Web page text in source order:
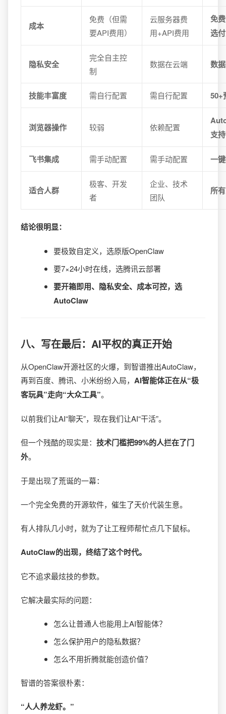
成本
免费（但需
要API费用）
云服务器费
用+API费用
免
选
隐私安全
完全自主控
制
数据在云端 数
技能丰富度 需自行配置 需自行配置 50+
浏览器操作 较弱 依赖配置
支持
飞书集成 需手动配置 需手动配置 一
适合人群
极客、开发
者
企业、技术
团队
所
结论很明显：
要极致自定义，选原版OpenClaw
要7×24小时在线，选腾讯云部署
要开箱即用、隐私安全、成本可控，选
AutoClaw
八、写在最后：AI平权的真正开始
从OpenClaw开源社区的火爆，到智谱推出AutoClaw，
再到百度、腾讯、小米纷纷入局， AI智能体正在从“极
客玩具”走向“大众工具”。
以前我们让AI“聊天”，现在我们让AI“干活”。
但一个残酷的现实是： 技术门槛把99%的人拦在了门
外。
于是出现了荒诞的一幕：
一个完全免费的开源软件，催生了天价代装生意。
有人排队几小时，就为了让工程师帮忙点几下鼠标。
AutoClaw的出现，终结了这个时代。
它不追求最炫技的参数。
它解决最实际的问题：
怎么让普通人也能用上AI智能体？
怎么保护用户的隐私数据？
怎么不用折腾就能创造价值？
智谱的答案很朴素：
“人人养龙虾。”